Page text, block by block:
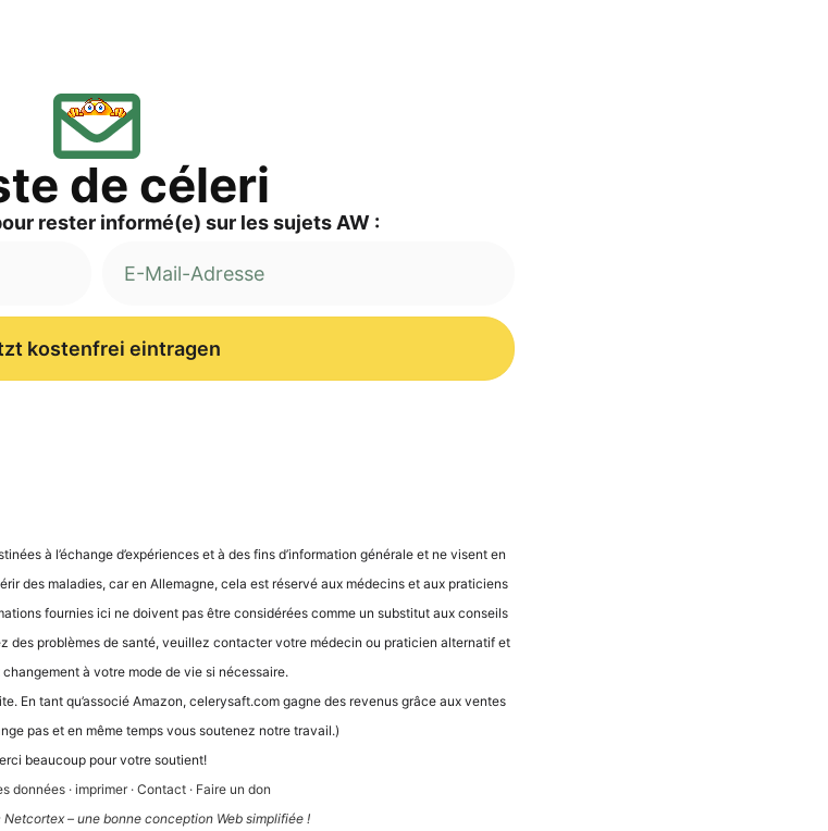
de céleri
res­ter informé(e) sur les sujets AW :
kostenfrei eintragen
à l’é­ch­an­ge d’expé­ri­en­ces et à des fins d’in­for­ma­ti­on géné­ra­le et ne visent en
des mala­dies, car en Alle­ma­gne, cela est réser­vé aux méde­cins et aux pra­ti­ci­ens
four­nies ici ne doi­vent pas être con­sidé­rées com­me un sub­sti­tut aux con­seils
des pro­blè­mes de san­té, veuil­lez cont­ac­ter vot­re méde­cin ou pra­ti­ci­en alter­na­tif et
à vot­re mode de vie si nécessaire.
En tant qu’as­so­cié Ama­zon, cele​ry​saft​.com gagne des reve­nus grâce aux ven­tes
pas et en même temps vous sou­te­n­ez not­re travail.)
beau­coup pour vot­re soutient!
don­nées · impri­mer· Cont­act · Fai­re un don
– une bon­ne con­cep­ti­on Web simplifiée !